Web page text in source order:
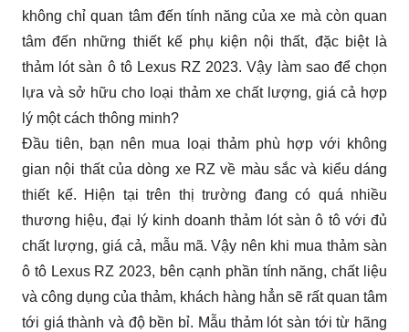
không chỉ quan tâm đến tính năng của xe mà còn quan
tâm đến những thiết kế phụ kiện nội thất, đặc biệt là
thảm lót sàn ô tô Lexus RZ 2023. Vậy làm sao để chọn
lựa và sở hữu cho loại thảm xe chất lượng, giá cả hợp
lý một cách thông minh?
Đầu tiên, bạn nên mua loại thảm phù hợp với không
gian nội thất của dòng xe RZ về màu sắc và kiểu dáng
thiết kế. Hiện tại trên thị trường đang có quá nhiều
thương hiệu, đại lý kinh doanh thảm lót sàn ô tô với đủ
chất lượng, giá cả, mẫu mã. Vậy nên khi mua thảm sàn
ô tô Lexus RZ 2023, bên cạnh phần tính năng, chất liệu
và công dụng của thảm, khách hàng hẳn sẽ rất quan tâm
tới giá thành và độ bền bỉ. Mẫu thảm lót sàn tới từ hãng